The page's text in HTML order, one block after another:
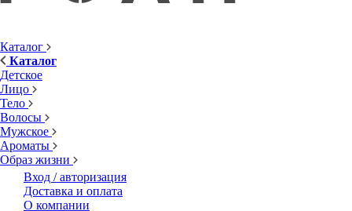
Каталог
Каталог
Детское
Лицо
Тело
Волосы
Мужское
Ароматы
Образ жизни
Вход / авторизация
Доставка и оплата
О компании